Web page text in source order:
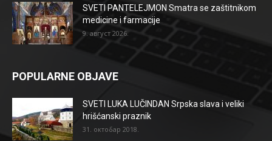
SVETI PANTELEJMON Smatra se zaštitnikom
medicine i farmacije
9. август 2026.
POPULARNE OBJAVE
SVETI LUKA LUČINDAN Srpska slava i veliki
hrišćanski praznik
31. октобар 2018.